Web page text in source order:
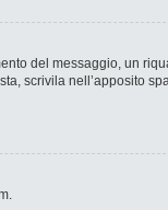
del messaggio, un
scrivila nell’apposito